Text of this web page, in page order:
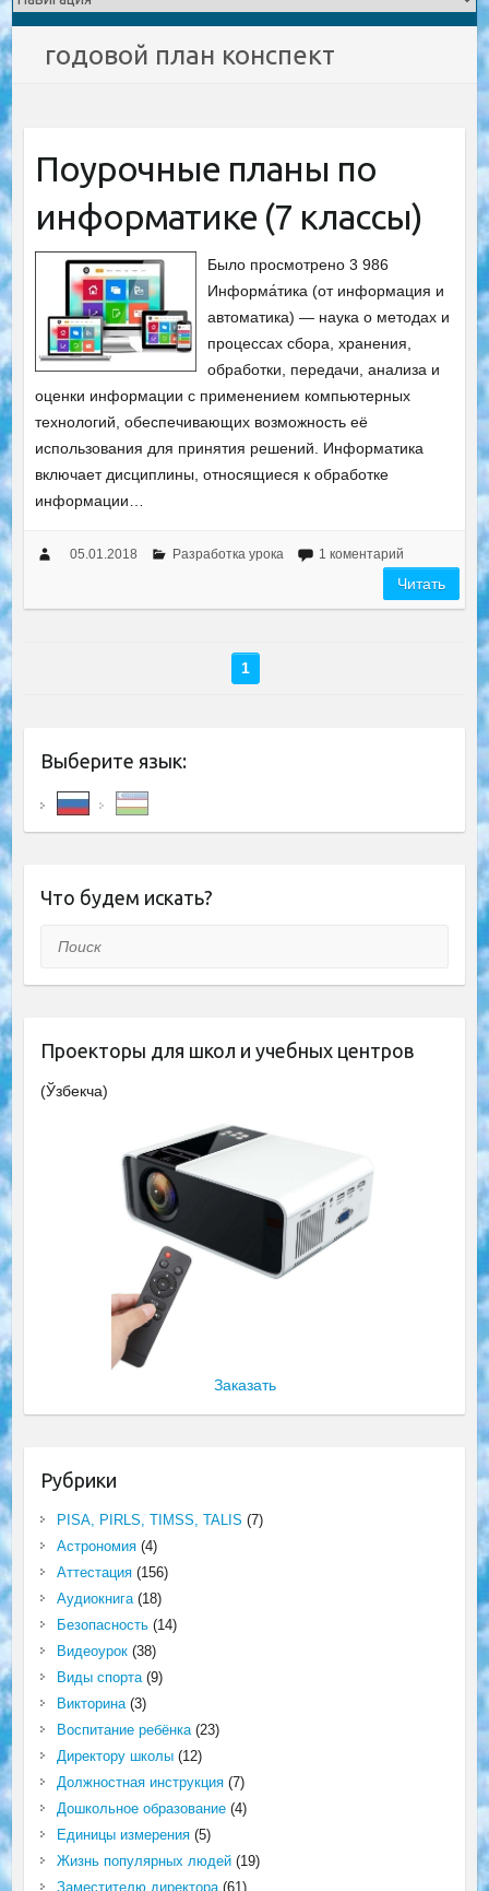
годовой план конспект
Поурочные планы по
информатике (7 классы)
Было просмотрено 3 986
Информа́тика (от информация и
автоматика) — наука о методах и
процессах сбора, хранения,
обработки, передачи, анализа и
оценки информации с применением компьютерных
технологий, обеспечивающих возможность её
использования для принятия решений. Информатика
включает дисциплины, относящиеся к обработке
информации…
05.01.2018 Разработка урока 1 коментарий
Читать
1
Выберите язык:
Что будем искать?
Поиск
Проекторы для школ и учебных центров
(Ўзбекча)
Заказать
Рубрики
PISA, PIRLS, TIMSS, TALIS (7)
Астрономия(4)
Аттестация(156)
Аудиокнига(18)
Безопасность(14)
Видеоурок(38)
Виды спорта(9)
Викторина(3)
Воспитание ребёнка(23)
Директору школы(12)
Должностная инструкция(7)
Дошкольное образование(4)
Единицы измерения(5)
Жизнь популярных людей(19)
Заместителю директора(61)